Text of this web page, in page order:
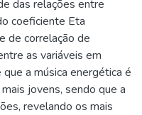
das relações entre
coeficiente Eta
de correlação de
as variáveis em
a música energética é
jovens, sendo que a
revelando os mais